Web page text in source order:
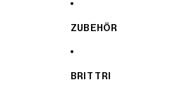
ZUBEHÖR
BRIT TRI